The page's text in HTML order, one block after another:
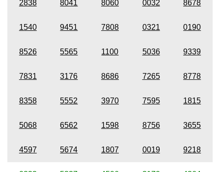
2838 8041 8060 0032 8678
1540 9451 7808 0321 0190
8526 5565 1100 5036 9339
7831 3176 8686 7265 8778
8358 5552 3970 7595 1815
5068 6562 1598 8756 3655
4597 5674 1807 0019 9218